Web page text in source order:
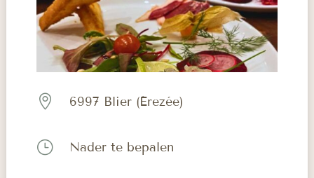
 6997 Blier (Érezée)
} Nader te bepalen